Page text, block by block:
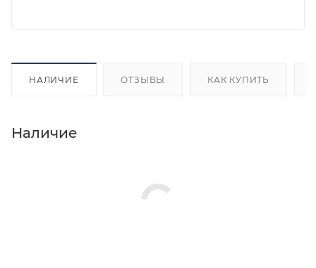
НАЛИЧИЕ ОТЗЫВЫ КАК КУПИТЬ
Наличие